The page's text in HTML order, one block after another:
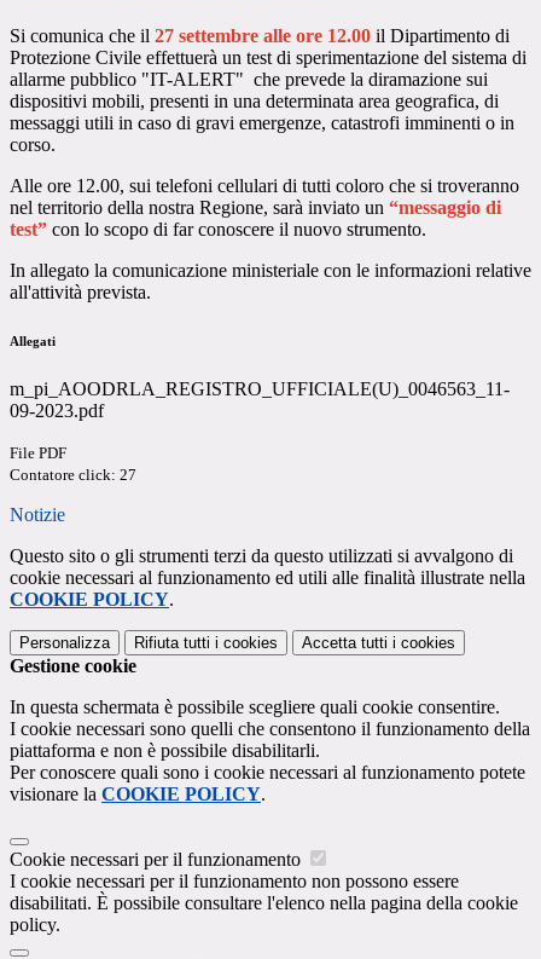
Si comunica che il 27 settembre alle ore 12.00 il Dipartimento di
Protezione Civile effettuerà un test di sperimentazione del sistema di
allarme pubblico "IT-ALERT" che prevede la diramazione sui
dispositivi mobili, presenti in una determinata area geografica, di
messaggi utili in caso di gravi emergenze, catastrofi imminenti o in
corso.
Alle ore 12.00, sui telefoni cellulari di tutti coloro che si troveranno
nel territorio della nostra Regione, sarà inviato un “messaggio di
test” con lo scopo di far conoscere il nuovo strumento.
In allegato la comunicazione ministeriale con le informazioni relative
all'attività prevista.
Allegati
m_pi_AOODRLA_REGISTRO_UFFICIALE(U)_0046563_11-
09-2023.pdf
File PDF
Contatore click: 27
Notizie
Questo sito o gli strumenti terzi da questo utilizzati si avvalgono di
cookie necessari al funzionamento ed utili alle finalità illustrate nella
COOKIE POLICY.
Personalizza Rifiuta tutti i cookies Accetta tutti i cookies
Gestione cookie
In questa schermata è possibile scegliere quali cookie consentire.
I cookie necessari sono quelli che consentono il funzionamento della
piattaforma e non è possibile disabilitarli.
Per conoscere quali sono i cookie necessari al funzionamento potete
visionare la COOKIE POLICY.
Cookie necessari per il funzionamento
I cookie necessari per il funzionamento non possono essere
disabilitati. È possibile consultare l'elenco nella pagina della cookie
policy.